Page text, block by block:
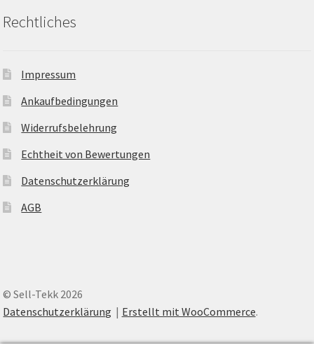
Rechtliches
Impressum
Ankaufbedingungen
Widerrufsbelehrung
Echtheit von Bewertungen
Datenschutzerklärung
AGB
© Sell-Tekk 2026
Datenschutzerklärung
Erstellt mit WooCommerce.